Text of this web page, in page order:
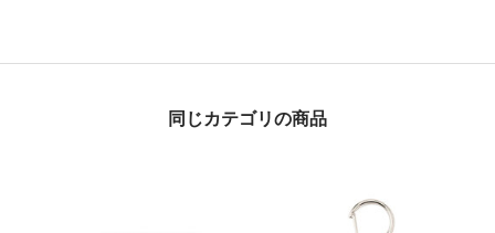
同じカテゴリの商品